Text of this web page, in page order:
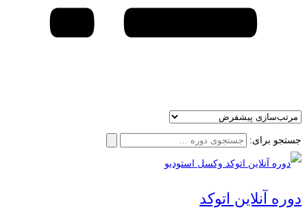
جستجو برای:
دوره آنلاین اتوکد